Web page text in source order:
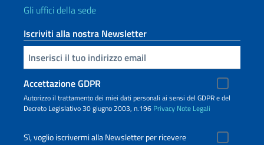
Gli uffici della sede
Iscriviti alla nostra Newsletter
Inserisci la tua email
Accettazione GDPR
Autorizzo il trattamento dei miei dati personali ai sensi del GDPR e del
Decreto Legislativo 30 giugno 2003, n.196 Privacy Note Legali
Sì, voglio iscrivermi alla Newsletter per ricevere